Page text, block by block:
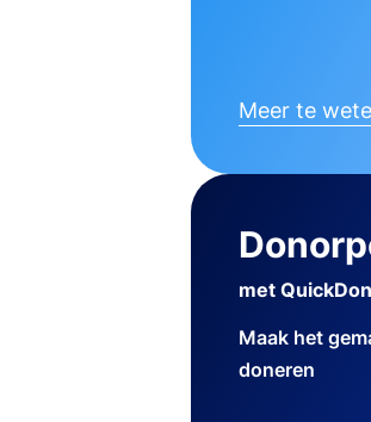
Meer te
met
Maak het
doneren